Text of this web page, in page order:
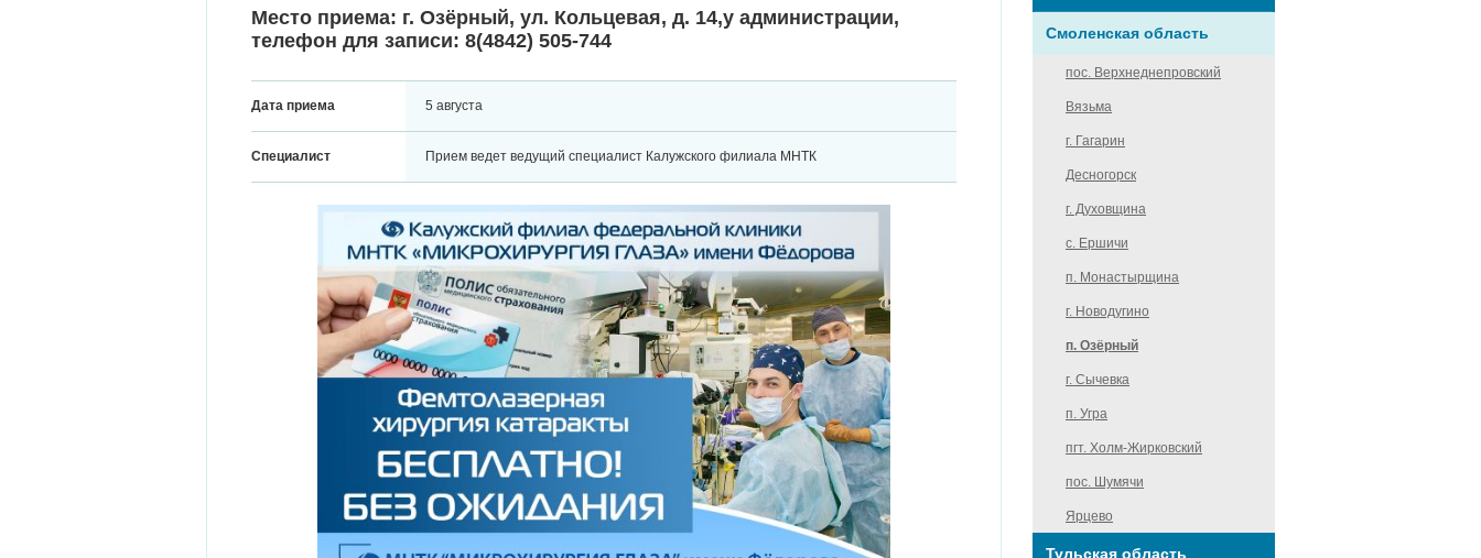
Место приема: г. Озёрный, ул. Кольцевая, д. 14,у администрации,
телефон для записи: 8(4842) 505-744
Дата приема 5 августа
Специалист Прием ведет ведущий специалист Калужского филиала МНТК
Смоленская область
пос. Верхнеднепровский
Вязьма
г. Гагарин
Десногорск
г. Духовщина
с. Ершичи
п. Монастырщина
г. Новодугино
п. Озёрный
г. Сычевка
п. Угра
пгт. Холм-Жирковский
пос. Шумячи
Ярцево
Тульская область